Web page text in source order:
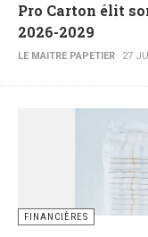
Pro Carton élit
2026-2029
LE MAITRE PAPETIER 27
FINANCIÈRES